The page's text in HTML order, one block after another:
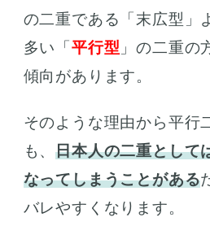
の二重である「末広型」
多い「平行型 」の二重の
傾向があります。
そのような理由から平行
も、日本人の二重として
なってしまうことがある
バレやすくなります。